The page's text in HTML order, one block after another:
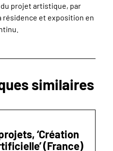
projet artistique, par
résidence et exposition en
similaires
‘Création
(France)